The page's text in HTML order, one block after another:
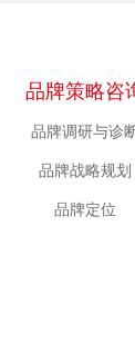
品牌策略咨
品牌调研与诊
品牌战略规划
品牌定位